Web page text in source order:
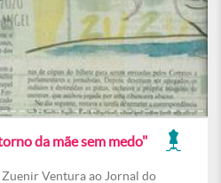
da mãe sem medo"
Ventura ao Jornal do